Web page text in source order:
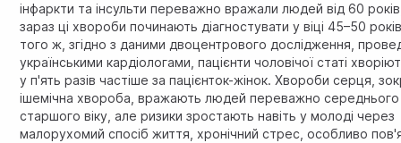
інфаркти та інсульти переважно вражали людей від 60
зараз ці хвороби починають діагностувати у віці 45–50
того ж, згідно з даними двоцентрового дослідження,
українськими кардіологами, пацієнти чоловічої статі
у п'ять разів частіше за пацієнток-жінок. Хвороби серця,
ішемічна хвороба, вражають людей переважно
старшого віку, але ризики зростають навіть у молоді через
малорухомий спосіб життя, хронічний стрес, особливо